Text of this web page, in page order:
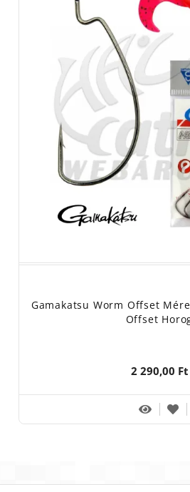
Gamakatsu Worm Offset
Offset
2 290,00 Ft